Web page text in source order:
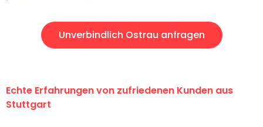
Unverbindlich Ostrau anfragen
Echte Erfahrungen von zufriedenen Kunden aus
Stuttgart